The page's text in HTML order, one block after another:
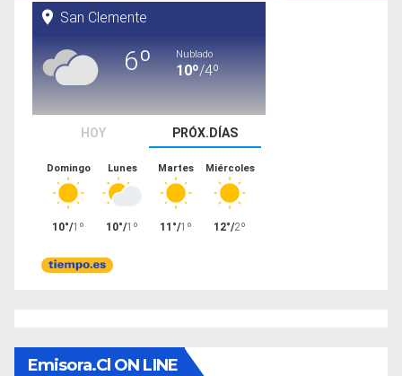
Emisora.cl ON LINE